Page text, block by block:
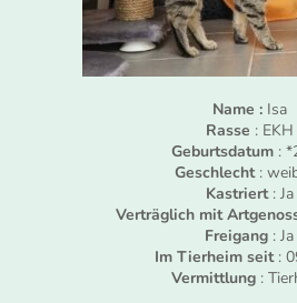
Name :Isa
Rasse : EKH
Geburtsdatum:
Geschlecht:
Kastriert: Ja
Verträglich mit
Freigang : Ja
Im Tierheim seit:
Vermittlung :